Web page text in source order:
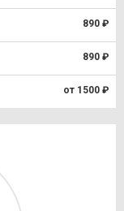
890 ₽
890 ₽
от 1500 ₽